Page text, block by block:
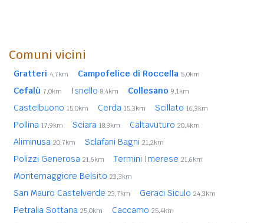
Comuni vicini
Gratteri 4,7km Campofelice di Roccella 5,0km
Cefalù 7,0km Isnello 8,4km Collesano 9,1km
Castelbuono 15,0km Cerda 15,3km Scillato 16,3km
Pollina 17,9km Sciara 18,3km Caltavuturo 20,4km
Aliminusa 20,7km Sclafani Bagni 21,2km
Polizzi Generosa 21,6km Termini Imerese 21,6km
Montemaggiore Belsito 23,3km
San Mauro Castelverde 23,7km Geraci Siculo 24,3km
Petralia Sottana 25,0km Caccamo 25,4km